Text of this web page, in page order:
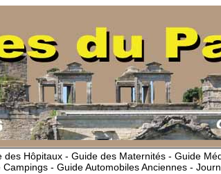
Hôpitaux - Guide des Maternités - Guide
- Guide Automobiles Anciennes -